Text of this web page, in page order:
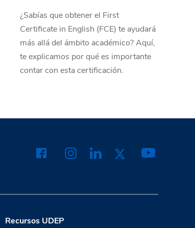
¿Sabías que obtener el First
Certificate in English (FCE) te ayudará
más allá del ámbito académico? Aquí,
te explicamos por qué es importante
contar con esta certificación.
Recursos UDEP